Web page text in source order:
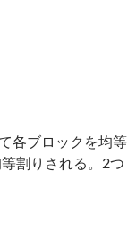
各ブロックを均等
割りされる。2つ